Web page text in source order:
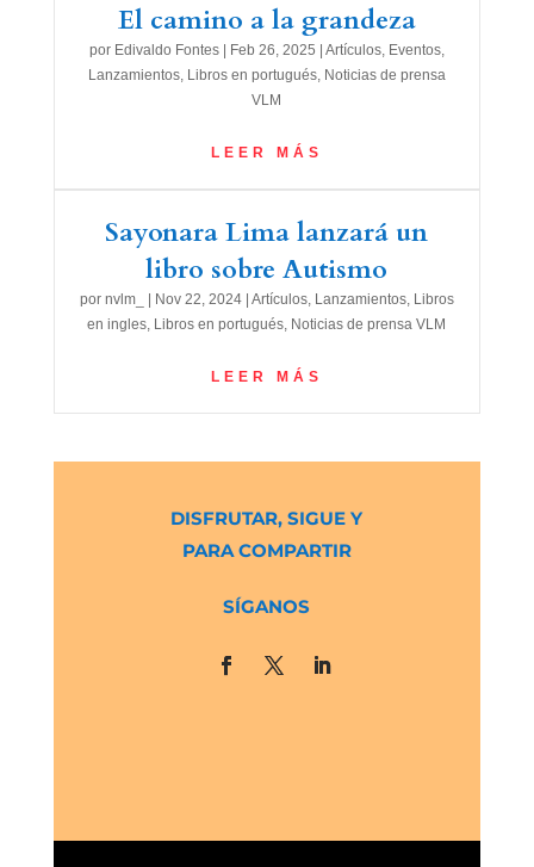
El camino a la grandeza
por Edivaldo Fontes| Feb 26, 2025 Artículos, Eventos,
Lanzamientos, Libros en portugués, Noticias de prensa
VLM
LEER MÁS
Sayonara Lima lanzará un
libro sobre Autismo
por nvlm_ Nov 22, 2024| Artículos, Lanzamientos, Libros
en ingles, Libros en portugués, Noticias de prensa VLM
LEER MÁS
DISFRUTAR, SIGUE Y
PARA COMPARTIR
SÍGANOS